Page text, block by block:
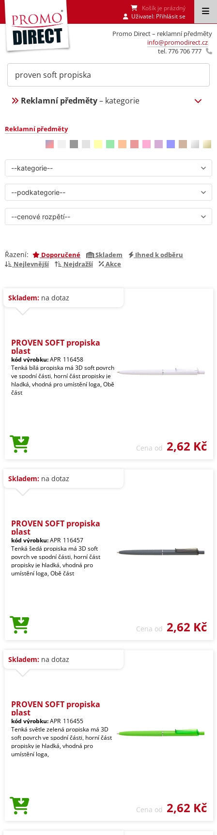
Promo Direct – reklamní předměty
info@promodirect.cz
tel. 776 706 777
Košík je prázdný
Uživatel: Přihlásit se
Reklamní předměty– kategorie
Reklamní předměty
Řazení: Doporučené Skladem
Ihned k odběru
Nejlevnější
Nejdražší Akce
Skladem: na dotaz
PROVEN SOFT propiska
plast
kód výrobku:APR_116458
Tenká bílá propiska má 3D soft povrch
ve spodní části, horní část propisky je
hladká, vhodná pro umístění loga, Obě
část
Cena od 2,62 Kč
Skladem: na dotaz
PROVEN SOFT propiska
plast
kód výrobku:APR_116457
Tenká šedá propiska má 3D soft
povrch ve spodní části, horní část
propisky je hladká, vhodná pro
umístění loga, Obě část
Cena od 2,62 Kč
Skladem: na dotaz
PROVEN SOFT propiska
plast
kód výrobku:APR_116455
Tenká světle zelená propiska má 3D
soft povrch ve spodní části, horní část
propisky je hladká, vhodná pro
umístění loga,
Cena od 2,62 Kč